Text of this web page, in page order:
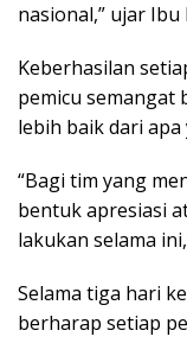
nasional,” ujar Ibu
Keberhasilan
pemicu semangat
lebih baik dari apa
“Bagi tim yang
bentuk apresiasi
lakukan selama
Selama tiga hari
berharap setiap